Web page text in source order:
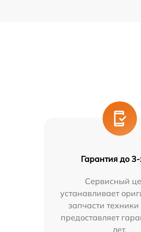
Гарантия до 3-
Сервисный
устанавливает
запчасти техники
предоставляет
лет.